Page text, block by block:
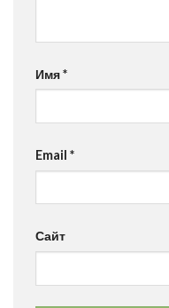
Имя*
Email *
Сайт